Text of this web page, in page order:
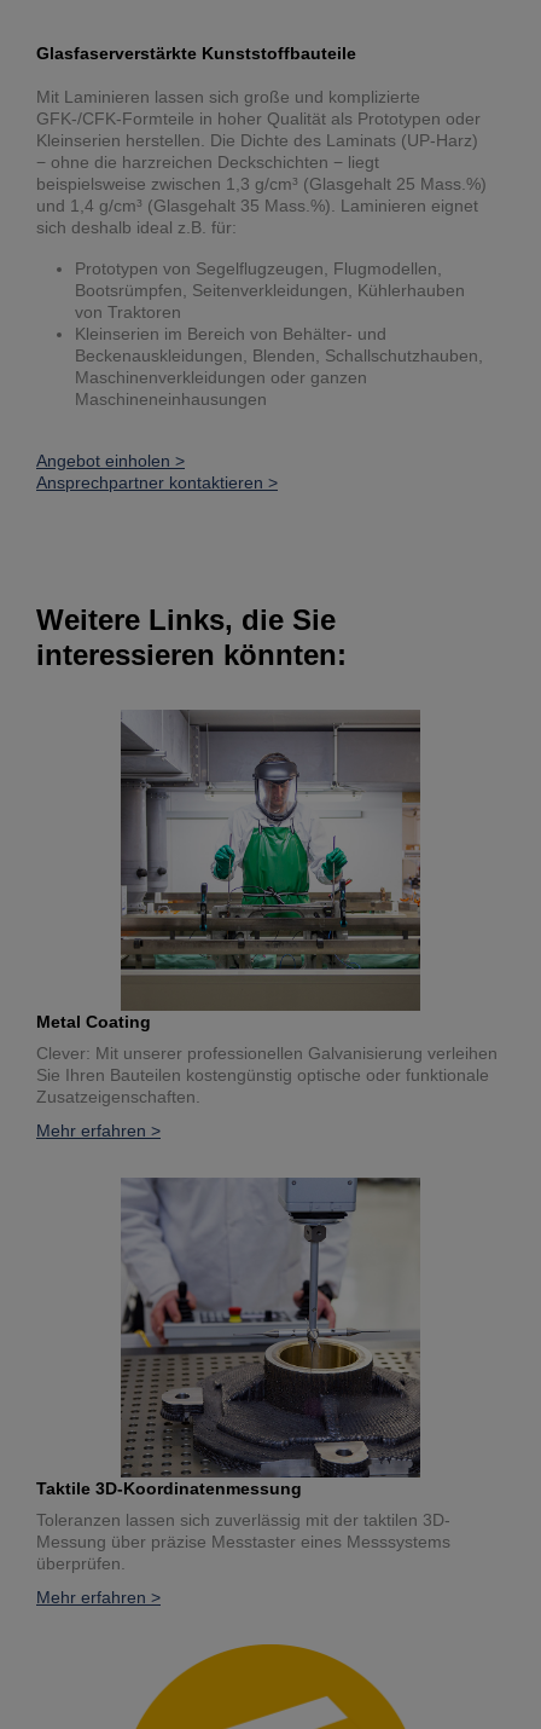
Glasfaserverstärkte Kunststoffbauteile
Mit Laminieren lassen sich große und komplizierte
GFK-/CFK-Formteile in hoher Qualität als Prototypen oder
Kleinserien herstellen. Die Dichte des Laminats (UP-Harz)
− ohne die harzreichen Deckschichten − liegt
beispielsweise zwischen 1,3 g/cm³ (Glasgehalt 25 Mass.%)
und 1,4 g/cm³ (Glasgehalt 35 Mass.%). Laminieren eignet
sich deshalb ideal z.B. für:
Prototypen von Segelflugzeugen, Flugmodellen,
Bootsrümpfen, Seitenverkleidungen, Kühlerhauben
von Traktoren
Kleinserien im Bereich von Behälter- und
Beckenauskleidungen, Blenden, Schallschutzhauben,
Maschinenverkleidungen oder ganzen
Maschineneinhausungen
Angebot einholen >
Ansprechpartner kontaktieren >
Weitere Links, die Sie
interessieren könnten:
Metal Coating
Clever: Mit unserer professionellen Galvanisierung verleihen
Sie Ihren Bauteilen kostengünstig optische oder funktionale
Zusatzeigenschaften.
Mehr erfahren >
Taktile 3D-Koordinatenmessung
Toleranzen lassen sich zuverlässig mit der taktilen 3D-
Messung über präzise Messtaster eines Messsystems
überprüfen.
Mehr erfahren >